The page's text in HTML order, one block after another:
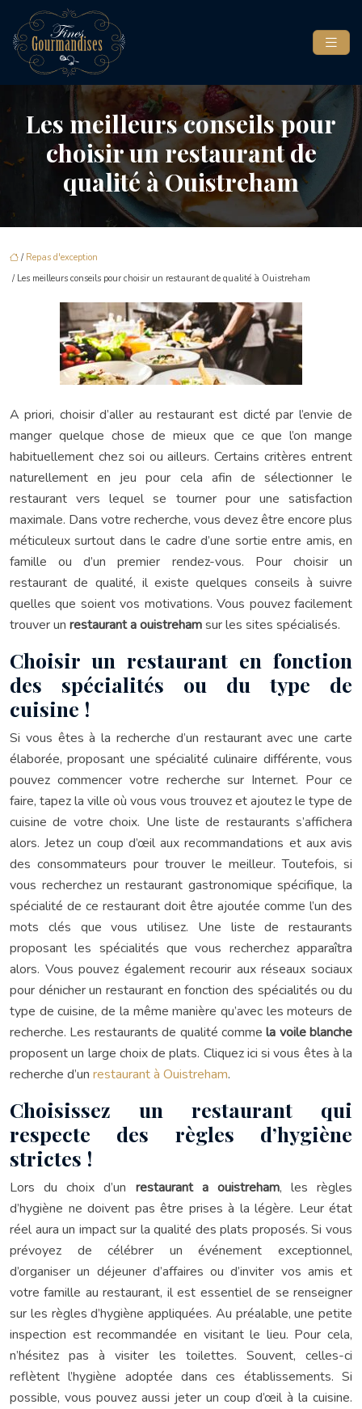
Les meilleurs conseils pour
choisir un restaurant de
qualité à Ouistreham
/ Repas d'exception
/ Les meilleurs conseils pour choisir un restaurant de qualité à Ouistreham
A priori, choisir d’aller au restaurant est dicté par l’envie de
manger quelque chose de mieux que ce que l’on mange
habituellement chez soi ou ailleurs. Certains critères entrent
naturellement en jeu pour cela afin de sélectionner le
restaurant vers lequel se tourner pour une satisfaction
maximale. Dans votre recherche, vous devez être encore plus
méticuleux surtout dans le cadre d’une sortie entre amis, en
famille ou d’un premier rendez-vous. Pour choisir un
restaurant de qualité, il existe quelques conseils à suivre
quelles que soient vos motivations. Vous pouvez facilement
trouver un restaurant a ouistrehamsur les sites spécialisés.
Choisir un restaurant en fonction
des spécialités ou du type de
cuisine !
Si vous êtes à la recherche d’un restaurant avec une carte
élaborée, proposant une spécialité culinaire différente, vous
pouvez commencer votre recherche sur Internet. Pour ce
faire, tapez la ville où vous vous trouvez et ajoutez le type de
cuisine de votre choix. Une liste de restaurants s’affichera
alors. Jetez un coup d’œil aux recommandations et aux avis
des consommateurs pour trouver le meilleur. Toutefois, si
vous recherchez un restaurant gastronomique spécifique, la
spécialité de ce restaurant doit être ajoutée comme l’un des
mots clés que vous utilisez. Une liste de restaurants
proposant les spécialités que vous recherchez apparaîtra
alors. Vous pouvez également recourir aux réseaux sociaux
pour dénicher un restaurant en fonction des spécialités ou du
type de cuisine, de la même manière qu’avec les moteurs de
recherche. Les restaurants de qualité commela voile blanche
proposent un large choix de plats. Cliquez ici si vous êtes à la
recherche d’un restaurant à Ouistreham.
Choisissez un restaurant qui
respecte des règles d’hygiène
strictes !
Lors du choix d’un restaurant a ouistreham, les règles
d’hygiène ne doivent pas être prises à la légère. Leur état
réel aura un impact sur la qualité des plats proposés. Si vous
prévoyez de célébrer un événement exceptionnel,
d’organiser un déjeuner d’affaires ou d’inviter vos amis et
votre famille au restaurant, il est essentiel de se renseigner
sur les règles d’hygiène appliquées. Au préalable, une petite
inspection est recommandée en visitant le lieu. Pour cela,
n’hésitez pas à visiter les toilettes. Souvent, celles-ci
reflètent l’hygiène adoptée dans ces établissements. Si
possible, vous pouvez aussi jeter un coup d’œil à la cuisine.